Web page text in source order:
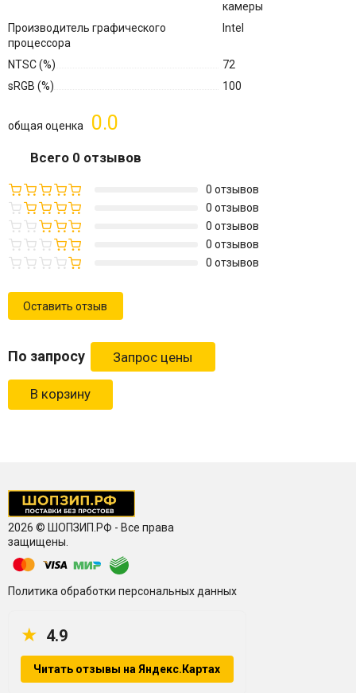
камеры
Производитель графического
процессора
Intel
NTSC (%)
72
sRGB (%)
100
0.0
общая оценка
Всего 0 отзывов
0 отзывов
0 отзывов
0 отзывов
0 отзывов
0 отзывов
Оставить отзыв
По запросу
В корзину
2026 © ШОПЗИП.РФ - Все права
защищены.
Политика обработки персональных данных
★ 4.9
Читать отзывы на Яндекс.Картах